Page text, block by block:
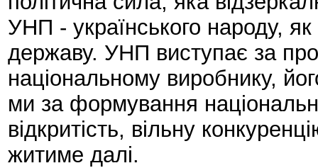
УНП - українського народу,
державу. УНП виступає за
національному виробнику,
ми за формування
відкритість, вільну
житиме далі.